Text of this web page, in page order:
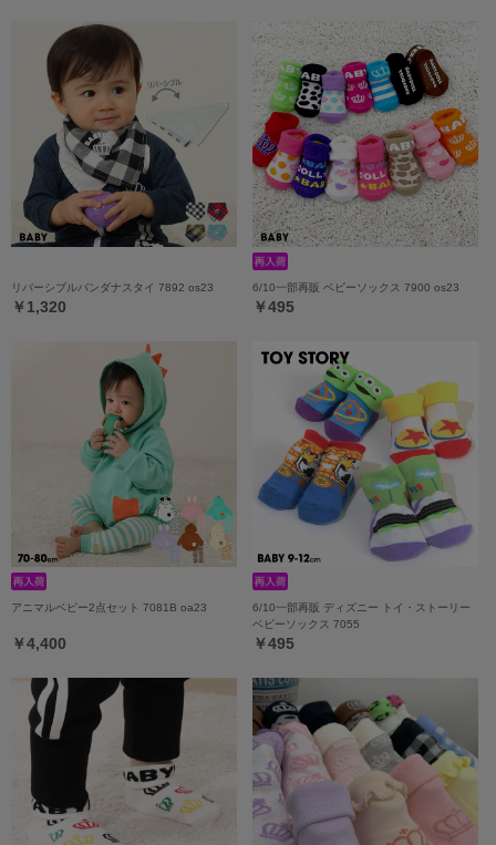
リバーシブルバンダナスタイ 7892 os23
￥1,320
6/10一部再販 ベビーソックス 7900 os23
￥495
アニマルベビー2点セット 7081B oa23
￥4,400
6/10一部再販 ディズニー トイ・ストーリー
ベビーソックス 7055
￥495